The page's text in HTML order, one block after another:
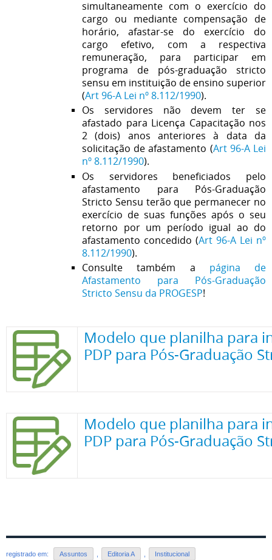
simultaneamente com o exercício do
cargo ou mediante compensação de
horário, afastar-se do exercício do
cargo efetivo, com a respectiva
remuneração, para participar em
programa de pós-graduação stricto
sensu em instituição de ensino superior
(Art 96-A Lei nº 8.112/1990).
Os servidores não devem ter se
afastado para Licença Capacitação nos
2 (dois) anos anteriores à data da
solicitação de afastamento (Art 96-A Lei
nº 8.112/1990).
Os servidores beneficiados pelo
afastamento para Pós-Graduação
Stricto Sensu terão que permanecer no
exercício de suas funções após o seu
retorno por um período igual ao do
afastamento concedido (Art 96-A Lei nº
8.112/1990).
Consulte também a página de
Afastamento para Pós-Graduação
Stricto Sensu da PROGESP!
Modelo que planilha para
PDP para Pós-Graduação
Modelo que planilha para
PDP para Pós-Graduação
registrado em: Assuntos Editoria A Institucional